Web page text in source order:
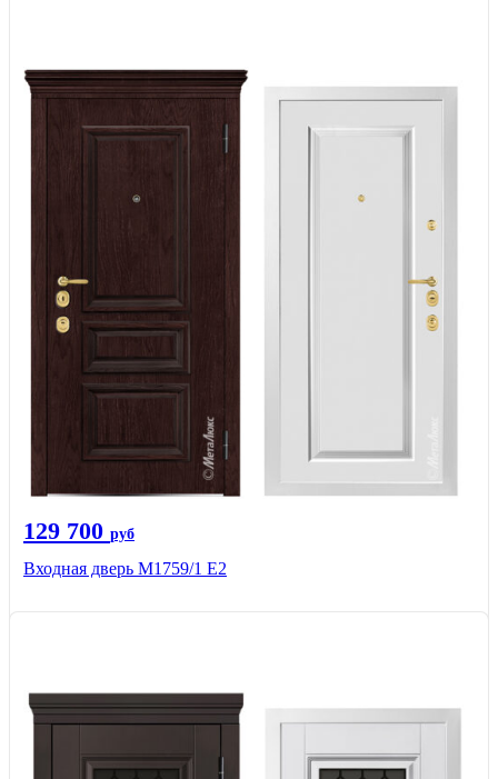
129 700 руб
Входная дверь М1759/1 Е2